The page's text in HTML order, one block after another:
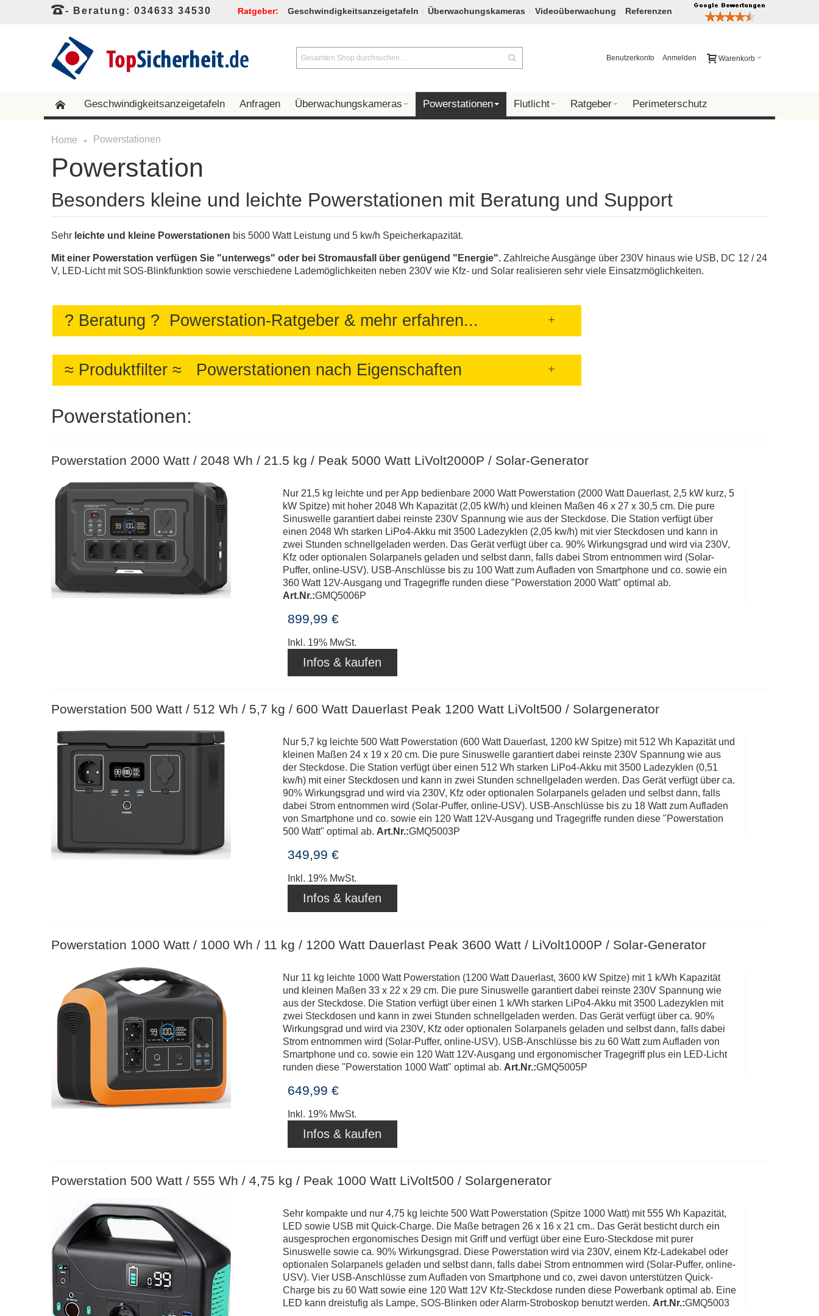
- Beratung: 034633 34530 Ratgeber: Geschwindigkeitsanzeigetafeln Überwachungskameras Videoüberwachung Referenzen
Warenkorb
Benutzerkonto Anmelden
Geschwindigkeitsanzeigetafeln Anfragen Überwachungskameras Powerstationen Flutlicht Ratgeber Perimeterschutz
Home Powerstationen
Powerstation
Besonders kleine und leichte Powerstationen mit Beratung und Support
Sehr leichte und kleine Powerstationen bis 5000 Watt Leistung und 5 kw/h Speicherkapazität.
Mit einer Powerstation verfügen Sie "unterwegs" oder bei Stromausfall über genügend "Energie". Zahlreiche Ausgänge über 230V hinaus wie USB, DC 12 / 24
V, LED-Licht mit SOS-Blinkfunktion sowie verschiedene Lademöglichkeiten neben 230V wie Kfz- und Solar realisieren sehr viele Einsatzmöglichkeiten.
? Beratung ? Powerstation-Ratgeber & mehr erfahren...
≈ Produktfilter ≈ Powerstationen nach Eigenschaften
Powerstationen:
Powerstation 2000 Watt / 2048 Wh / 21.5 kg / Peak 5000 Watt LiVolt2000P / Solar-Generator
Nur 21,5 kg leichte und per App bedienbare 2000 Watt Powerstation (2000 Watt Dauerlast, 2,5 kW kurz, 5
kW Spitze) mit hoher 2048 Wh Kapazität (2,05 kW/h) und kleinen Maßen 46 x 27 x 30,5 cm. Die pure
Sinuswelle garantiert dabei reinste 230V Spannung wie aus der Steckdose. Die Station verfügt über
einen 2048 Wh starken LiPo4-Akku mit 3500 Ladezyklen (2,05 kw/h) mit vier Steckdosen und kann in
zwei Stunden schnellgeladen werden. Das Gerät verfügt über ca. 90% Wirkungsgrad und wird via 230V,
Kfz oder optionalen Solarpanels geladen und selbst dann, falls dabei Strom entnommen wird (Solar-
Puffer, online-USV). USB-Anschlüsse bis zu 100 Watt zum Aufladen von Smartphone und co. sowie ein
360 Watt 12V-Ausgang und Tragegriffe runden diese "Powerstation 2000 Watt" optimal ab.
Art.Nr.:GMQ5006P
899,99 €
Inkl. 19% MwSt.
Infos & kaufen
Powerstation 500 Watt / 512 Wh / 5,7 kg / 600 Watt Dauerlast Peak 1200 Watt LiVolt500 / Solargenerator
Nur 5,7 kg leichte 500 Watt Powerstation (600 Watt Dauerlast, 1200 kW Spitze) mit 512 Wh Kapazität und
kleinen Maßen 24 x 19 x 20 cm. Die pure Sinuswelle garantiert dabei reinste 230V Spannung wie aus
der Steckdose. Die Station verfügt über einen 512 Wh starken LiPo4-Akku mit 3500 Ladezyklen (0,51
kw/h) mit einer Steckdosen und kann in zwei Stunden schnellgeladen werden. Das Gerät verfügt über ca.
90% Wirkungsgrad und wird via 230V, Kfz oder optionalen Solarpanels geladen und selbst dann, falls
dabei Strom entnommen wird (Solar-Puffer, online-USV). USB-Anschlüsse bis zu 18 Watt zum Aufladen
von Smartphone und co. sowie ein 120 Watt 12V-Ausgang und Tragegriffe runden diese "Powerstation
500 Watt" optimal ab. Art.Nr.:GMQ5003P
349,99 €
Inkl. 19% MwSt.
Infos & kaufen
Powerstation 1000 Watt / 1000 Wh / 11 kg / 1200 Watt Dauerlast Peak 3600 Watt / LiVolt1000P / Solar-Generator
Nur 11 kg leichte 1000 Watt Powerstation (1200 Watt Dauerlast, 3600 kW Spitze) mit 1 k/Wh Kapazität
und kleinen Maßen 33 x 22 x 29 cm. Die pure Sinuswelle garantiert dabei reinste 230V Spannung wie
aus der Steckdose. Die Station verfügt über einen 1 k/Wh starken LiPo4-Akku mit 3500 Ladezyklen mit
zwei Steckdosen und kann in zwei Stunden schnellgeladen werden. Das Gerät verfügt über ca. 90%
Wirkungsgrad und wird via 230V, Kfz oder optionalen Solarpanels geladen und selbst dann, falls dabei
Strom entnommen wird (Solar-Puffer, online-USV). USB-Anschlüsse bis zu 60 Watt zum Aufladen von
Smartphone und co. sowie ein 120 Watt 12V-Ausgang und ergonomischer Tragegriff plus ein LED-Licht
runden diese "Powerstation 1000 Watt" optimal ab. Art.Nr.:GMQ5005P
649,99 €
Inkl. 19% MwSt.
Infos & kaufen
Powerstation 500 Watt / 555 Wh / 4,75 kg / Peak 1000 Watt LiVolt500 / Solargenerator
Sehr kompakte und nur 4,75 kg leichte 500 Watt Powerstation (Spitze 1000 Watt) mit 555 Wh Kapazität,
LED sowie USB mit Quick-Charge. Die Maße betragen 26 x 16 x 21 cm.. Das Gerät besticht durch ein
ausgesprochen ergonomisches Design mit Griff und verfügt über eine Euro-Steckdose mit purer
Sinuswelle sowie ca. 90% Wirkungsgrad. Diese Powerstation wird via 230V, einem Kfz-Ladekabel oder
optionalen Solarpanels geladen und selbst dann, falls dabei Strom entnommen wird (Solar-Puffer, online-
USV). Vier USB-Anschlüsse zum Aufladen von Smartphone und co, zwei davon unterstützen Quick-
Charge bis zu 60 Watt sowie eine 120 Watt 12V Kfz-Steckdose runden diese Powerbank optimal ab. Eine
LED kann dreistufig als Lampe, SOS-Blinken oder Alarm-Stroboskop benutzt werden. Art.Nr.:GMQ5003